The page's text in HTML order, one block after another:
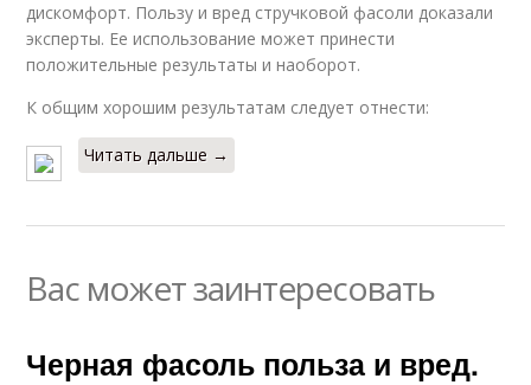
дискомфорт. Пользу и вред стручковой фасоли доказали
эксперты. Ее использование может принести
положительные результаты и наоборот.
К общим хорошим результатам следует отнести:
Читать дальше →
Вас может заинтересовать
Черная фасоль польза и вред.